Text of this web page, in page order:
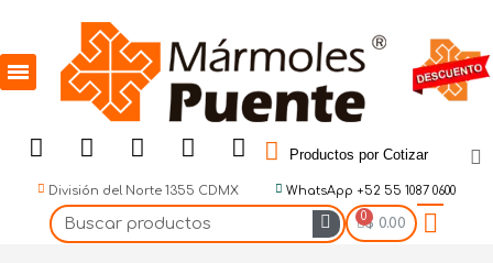
Productos por Cotizar
División del Norte 1355 CDMX WhatsApp +52 55 1087 0600
$ 0.00